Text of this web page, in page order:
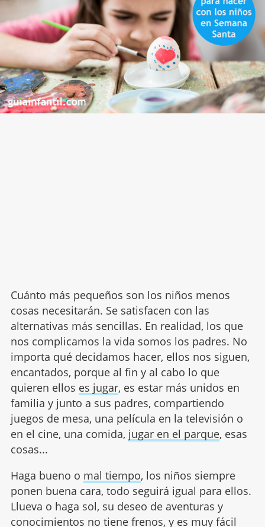
Cuánto más pequeños son los niños menos
cosas necesitarán. Se satisfacen con las
alternativas más sencillas. En realidad, los que
nos complicamos la vida somos los padres. No
importa qué decidamos hacer, ellos nos siguen,
encantados, porque al fin y al cabo lo que
quieren ellos es jugar, es estar más unidos en
familia y junto a sus padres, compartiendo
juegos de mesa, una película en la televisión o
en el cine, una comida, jugar en el parque, esas
cosas...
Haga bueno o mal tiempo, los niños siempre
ponen buena cara, todo seguirá igual para ellos.
Llueva o haga sol, su deseo de aventuras y
conocimientos no tiene frenos, y es muy fácil